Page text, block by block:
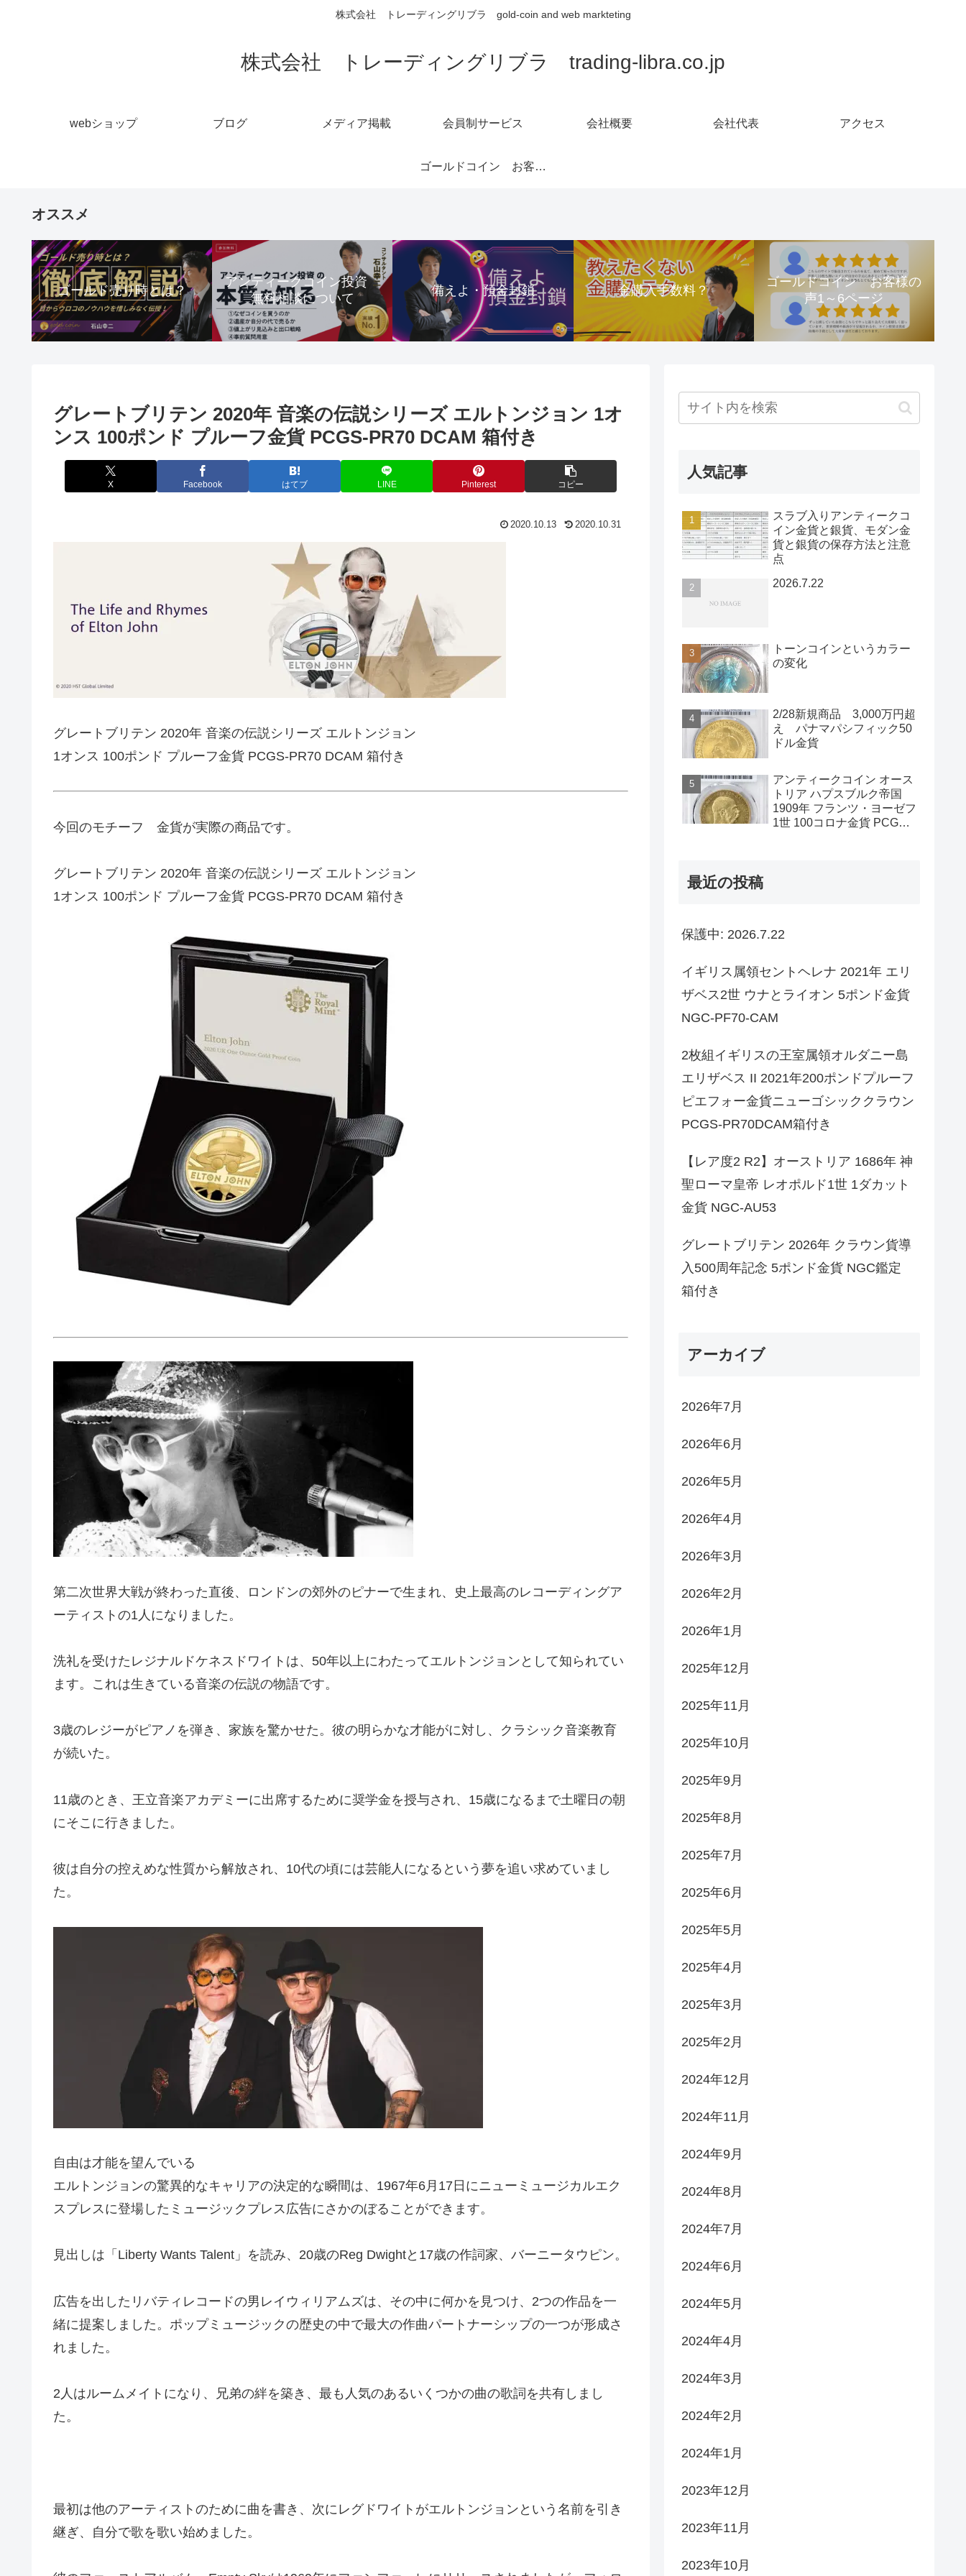
株式会社 トレーディングリブラ gold-coin and web markteting
株式会社 トレーディングリブラ trading-libra.co.jp
webショップ ブログ メディア掲載 会員制サービス 会社概要 会社代表 アクセス
ゴールドコイン お客様の声1～6ページ
オススメ
ゴールド売り時とは？
アンティークコイン投資
無料相談について
備えよ・預金封鎖 金購入手数料？
ゴールドコイン お客様の
声1～6ページ
グレートブリテン 2020年 音楽の伝説シリーズ エルトンジョン 1オ
ンス 100ポンド プルーフ金貨 PCGS-PR70 DCAM 箱付き
X Facebook はてブ LINE Pinterest コピー
2020.10.13 2020.10.31
グレートブリテン 2020年 音楽の伝説シリーズ エルトンジョン
1オンス 100ポンド プルーフ金貨 PCGS-PR70 DCAM 箱付き
今回のモチーフ 金貨が実際の商品です。
グレートブリテン 2020年 音楽の伝説シリーズ エルトンジョン
1オンス 100ポンド プルーフ金貨 PCGS-PR70 DCAM 箱付き
第二次世界大戦が終わった直後、ロンドンの郊外のピナーで生まれ、史上最高のレコーディングア
ーティストの1人になりました。
洗礼を受けたレジナルドケネスドワイトは、50年以上にわたってエルトンジョンとして知られてい
ます。これは生きている音楽の伝説の物語です。
3歳のレジーがピアノを弾き、家族を驚かせた。彼の明らかな才能がに対し、クラシック音楽教育
が続いた。
11歳のとき、王立音楽アカデミーに出席するために奨学金を授与され、15歳になるまで土曜日の朝
にそこに行きました。
彼は自分の控えめな性質から解放され、10代の頃には芸能人になるという夢を追い求めていまし
た。
自由は才能を望んでいる
エルトンジョンの驚異的なキャリアの決定的な瞬間は、1967年6月17日にニューミュージカルエク
スプレスに登場したミュージックプレス広告にさかのぼることができます。
見出しは「Liberty Wants Talent」を読み、20歳のReg Dwightと17歳の作詞家、バーニータウピン。
広告を出したリバティレコードの男レイウィリアムズは、その中に何かを見つけ、2つの作品を一
緒に提案しました。ポップミュージックの歴史の中で最大の作曲パートナーシップの一つが形成さ
れました。
2人はルームメイトになり、兄弟の絆を築き、最も人気のあるいくつかの曲の歌詞を共有しまし
た。
最初は他のアーティストのために曲を書き、次にレグドワイトがエルトンジョンという名前を引き
継ぎ、自分で歌を歌い始めました。
人気記事
スラブ入りアンティークコ
イン金貨と銀貨、モダン金
貨と銀貨の保存方法と注意
点
2026.7.22
トーンコインというカラー
の変化
2/28新規商品 3,000万円超
え パナマパシフィック50
ドル金貨
アンティークコイン オース
トリア ハプスブルク帝国
1909年 フランツ・ヨーゼフ
1世 100コロナ金貨 PCGS-
最近の投稿
保護中: 2026.7.22
イギリス属領セントヘレナ 2021年 エリ
ザベス2世 ウナとライオン 5ポンド金貨
NGC-PF70-CAM
2枚組イギリスの王室属領オルダニー島
エリザベス II 2021年200ポンドプルーフ
ピエフォー金貨ニューゴシッククラウン
PCGS-PR70DCAM箱付き
【レア度2 R2】オーストリア 1686年 神
聖ローマ皇帝 レオポルド1世 1ダカット
金貨 NGC-AU53
グレートブリテン 2026年 クラウン貨導
入500周年記念 5ポンド金貨 NGC鑑定
箱付き
アーカイブ
2026年7月
2026年6月
2026年5月
2026年4月
2026年3月
2026年2月
2026年1月
2025年12月
2025年11月
2025年10月
2025年9月
2025年8月
2025年7月
2025年6月
2025年5月
2025年4月
2025年3月
2025年2月
2024年12月
2024年11月
2024年9月
2024年8月
2024年7月
2024年6月
2024年5月
2024年4月
2024年3月
2024年2月
2024年1月
2023年12月
2023年11月
2023年10月